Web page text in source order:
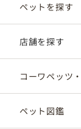
ペットを探す
店舗を探す
コーワペッツ
ペット図鑑